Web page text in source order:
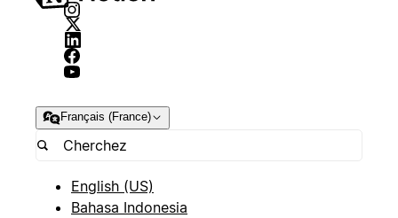
Français (France)
English (US)
Bahasa Indonesia